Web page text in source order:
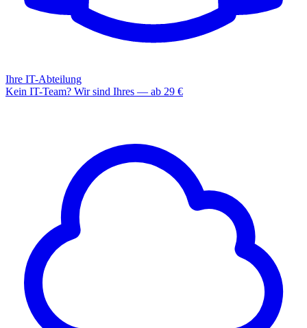
Ihre IT-Abteilung
Kein IT-Team? Wir sind Ihres — ab 29 €